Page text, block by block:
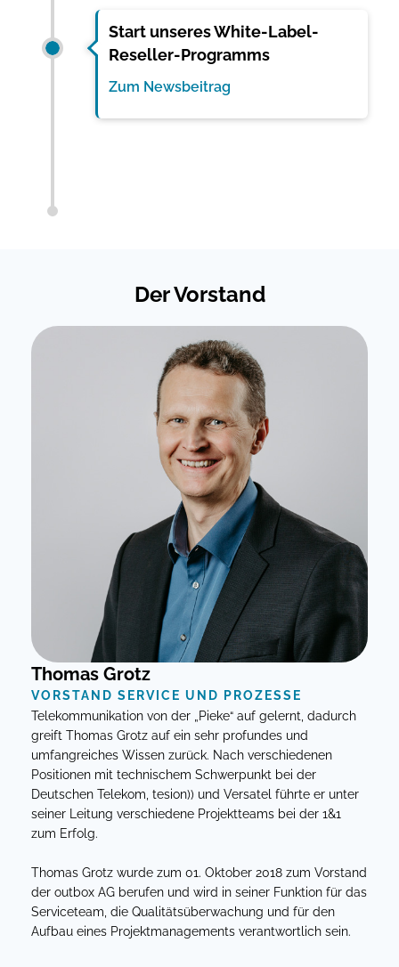
Start unseres White-Label-
Reseller-Programms
Zum Newsbeitrag
Der Vorstand
Thomas Grotz
VORSTAND SERVICE UND PROZESSE
Telekommunikation von der „Pieke“ auf gelernt, dadurch
greift Thomas Grotz auf ein sehr profundes und
umfangreiches Wissen zurück. Nach verschiedenen
Positionen mit technischem Schwerpunkt bei der
Deutschen Telekom, tesion)) und Versatel führte er unter
seiner Leitung verschiedene Projektteams bei der 1&1
zum Erfolg.
Thomas Grotz wurde zum 01. Oktober 2018 zum Vorstand
der outbox AG berufen und wird in seiner Funktion für das
Serviceteam, die Qualitätsüberwachung und für den
Aufbau eines Projektmanagements verantwortlich sein.